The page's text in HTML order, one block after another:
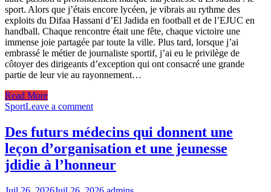
sport. Alors que j’étais encore lycéen, je vibrais au rythme des
exploits du Difaa Hassani d’El Jadida en football et de l’EJUC en
handball. Chaque rencontre était une fête, chaque victoire une
immense joie partagée par toute la ville. Plus tard, lorsque j’ai
embrassé le métier de journaliste sportif, j’ai eu le privilège de
côtoyer des dirigeants d’exception qui ont consacré une grande
partie de leur vie au rayonnement…
Read More
SportLeave a comment
Des futurs médecins qui donnent une
leçon d’organisation et une jeunesse
jdidie à l’honneur